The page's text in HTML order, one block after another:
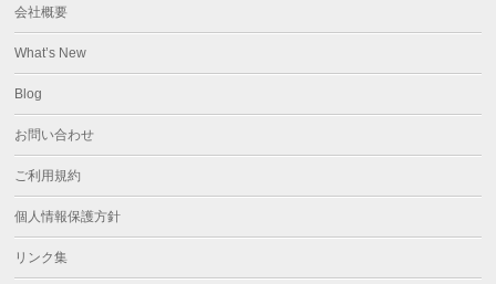
会社概要
What’s New
Blog
お問い合わせ
ご利用規約
個人情報保護方針
リンク集